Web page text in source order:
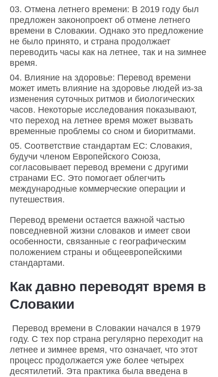
Отмена летнего времени: В 2019 году был
предложен законопроект об отмене летнего
времени в Словакии. Однако это предложение
не было принято, и страна продолжает
переводить часы как на летнее, так и на зимнее
время.
Влияние на здоровье: Перевод времени
может иметь влияние на здоровье людей из-за
изменения суточных ритмов и биологических
часов. Некоторые исследования показывают,
что переход на летнее время может вызвать
временные проблемы со сном и биоритмами.
Соответствие стандартам ЕС: Словакия,
будучи членом Европейского Союза,
согласовывает перевод времени с другими
странами ЕС. Это помогает облегчить
международные коммерческие операции и
путешествия.
Перевод времени остается важной частью
повседневной жизни словаков и имеет свои
особенности, связанные с географическим
положением страны и общеевропейскими
стандартами.
Как давно переводят время в
Словакии
Перевод времени в Словакии начался в 1979
году. С тех пор страна регулярно переходит на
летнее и зимнее время, что означает, что этот
процесс продолжается уже более четырех
десятилетий. Эта практика была введена в